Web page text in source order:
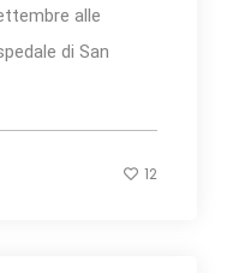
alle
di San
12